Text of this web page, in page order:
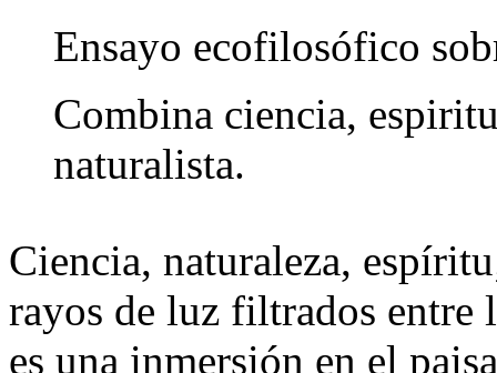
Ensayo ecofilosófico
Combina ciencia,
naturalista.
Ciencia, naturaleza,
rayos de luz filtrados entre
es una inmersión en el